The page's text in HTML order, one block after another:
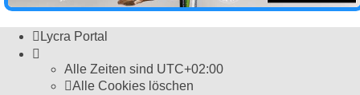
Lycra Portal
Alle Zeiten sind UTC+02:00
Alle Cookies löschen